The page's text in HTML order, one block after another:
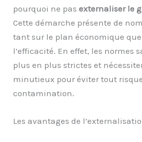
pourquoi ne pasexternaliser le
Cette démarche présente de
tant sur le plan économique
l’efficacité. En effet, les normes
plus en plus strictes et
minutieux pour éviter tout
contamination.
Les avantages de